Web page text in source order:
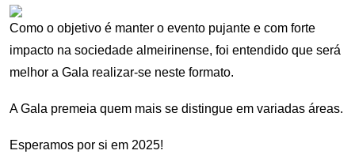
Como o objetivo é manter o evento pujante e com forte
impacto na sociedade almeirinense, foi entendido que será
melhor a Gala realizar-se neste formato.
A Gala premeia quem mais se distingue em variadas áreas.
Esperamos por si em 2025!